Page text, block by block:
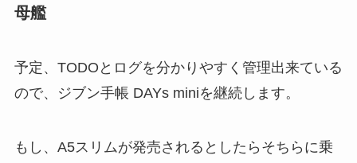
母艦
予定、TODOとログを分かりやすく管理出来ている
ので、ジブン手帳 DAYs miniを継続します。
もし、A5スリムが発売されるとしたらそちらに乗